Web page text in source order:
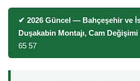
✔ 2026 Güncel — Bahçeşehir ve
Duşakabin Montajı, Cam
65 57